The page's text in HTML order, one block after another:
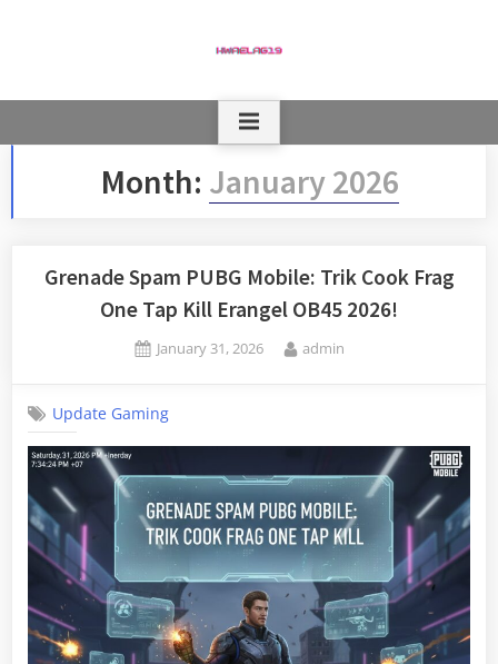
Month: January 2026
Grenade Spam PUBG Mobile: Trik Cook Frag
One Tap Kill Erangel OB45 2026!
Posted
January 31, 2026 By
admin
Update Gaming